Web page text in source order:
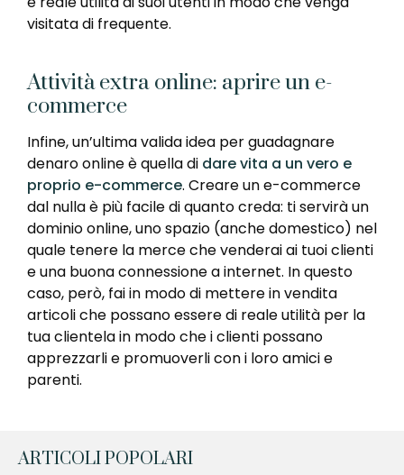
visitata di frequente.
Attività extra online: aprire un e-
commerce
Infine, un’ultima valida idea per guadagnare
denaro online è quella di dare vita a un vero e
proprio e-commerce. Creare un e-commerce
dal nulla è più facile di quanto creda: ti servirà un
dominio online, uno spazio (anche domestico) nel
quale tenere la merce che venderai ai tuoi clienti
e una buona connessione a internet. In questo
caso, però, fai in modo di mettere in vendita
articoli che possano essere di reale utilità per la
tua clientela in modo che i clienti possano
apprezzarli e promuoverli con i loro amici e
parenti.
ARTICOLI POPOLARI